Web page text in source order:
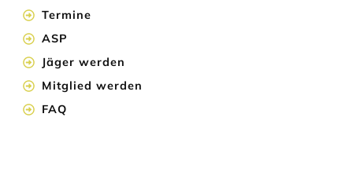
Termine
ASP
Jäger werden
Mitglied werden
FAQ